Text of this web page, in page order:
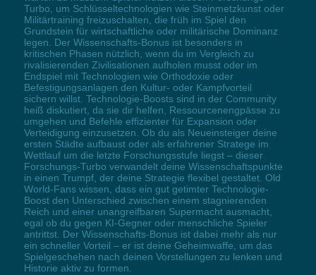
Turbo, um Schlüsseltechnologien wie Steinmetzkunst oder
Militärtraining freizuschalten, die früh im Spiel den
Grundstein für wirtschaftliche oder militärische Dominanz
legen. Der Wissenschafts-Bonus ist besonders in
kritischen Phasen nützlich, wenn du im Vergleich zu
rivalisierenden Zivilisationen aufholen musst oder im
Endspiel mit Technologien wie Orthodoxie oder
Befestigungsanlagen den Kultur- oder Kampfvorteil
sichern willst. Technologie-Boosts sind in der Community
heiß diskutiert, da sie dir helfen, Ressourcenengpässe zu
umgehen und Befehle effizienter für Expansion oder
Verteidigung einzusetzen. Ob du als Neueinsteiger deine
ersten Städte aufbaust oder als erfahrener Stratege im
Wettlauf um die letzte Forschungsstufe liegst – dieser
Forschungs-Turbo verwandelt deine Wissenschaftspunkte
in einen Trumpf, der deine Strategie flexibel gestaltet. Old
World-Fans wissen, dass ein gut getimter Technologie-
Boost den Unterschied zwischen einem stagnierenden
Reich und einer unangreifbaren Supermacht ausmacht,
egal ob du gegen KI-Gegner oder menschliche Spieler
antrittst. Der Wissenschafts-Bonus ist dabei mehr als nur
ein schneller Vorteil – er ist deine Geheimwaffe, um das
Spielgeschehen nach deinen Vorstellungen zu lenken und
Historie aktiv zu formen.